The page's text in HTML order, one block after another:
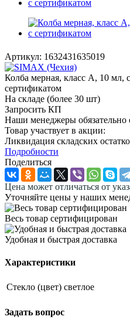
Артикул: 1632431635019
Колба мерная, класс А, 10 мл,
сертификатом
На складе (более 30 шт)
Запросить КП
Наши менеджеры обязательно
Товар участвует в акции:
Ликвидация складских
Подробности
Поделиться
Цена может отличаться от
Уточняйте цены у наших
Весь товар сертифицирован
Удобная и быстрая доставка
Характеристики
Стекло (цвет) светлое
Задать вопрос